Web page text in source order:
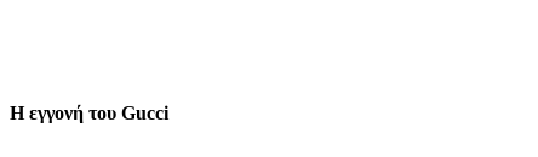
Η εγγονή του Gucci